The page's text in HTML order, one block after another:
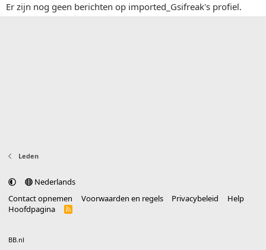
Er zijn nog geen berichten op imported_Gsifreak's profiel.
Leden
Nederlands
Contact opnemen
Voorwaarden en regels Privacybeleid
Help
Hoofdpagina
R
BB.nl